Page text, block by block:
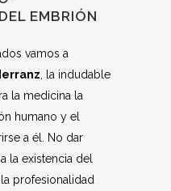
EMBRIÓN
vamos a
, la indudable
la medicina la
humano y el
a él. No dar
la existencia del
profesionalidad